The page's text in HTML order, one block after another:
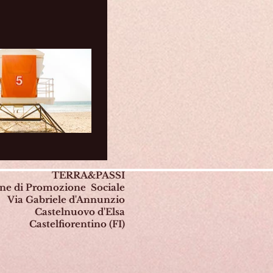
TERRA&PASSI
di Promozione Sociale
Via Gabriele d'Annunzio
Castelnuovo d'Elsa
Castelfiorentino (FI)